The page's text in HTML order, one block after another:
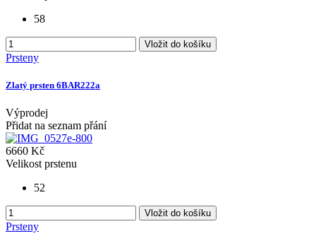
58
Vložit do košíku
Prsteny
Zlatý prsten 6BAR222a
Výprodej
Přidat na seznam přání
6660 Kč
Velikost prstenu
52
Vložit do košíku
Prsteny